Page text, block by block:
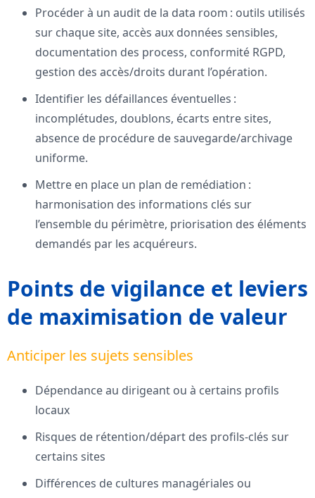
Procéder à un audit de la data room : outils utilisés
sur chaque site, accès aux données sensibles,
documentation des process, conformité RGPD,
gestion des accès/droits durant l’opération.
Identifier les défaillances éventuelles :
incomplétudes, doublons, écarts entre sites,
absence de procédure de sauvegarde/archivage
uniforme.
Mettre en place un plan de remédiation :
harmonisation des informations clés sur
l’ensemble du périmètre, priorisation des éléments
demandés par les acquéreurs.
Points de vigilance et leviers
de maximisation de valeur
Anticiper les sujets sensibles
Dépendance au dirigeant ou à certains profils
locaux
Risques de rétention/départ des profils-clés sur
certains sites
Différences de cultures managériales ou